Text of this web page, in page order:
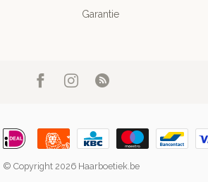
Garantie
© Copyright 2026 Haarboetiek.be